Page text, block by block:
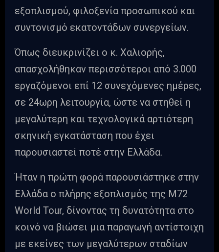
εξοπλισμού, φιλοξενία προσωπικού και
συντονισμό εκατοντάδων συνεργείων.
Όπως διευκρινίζει ο κ. Χαλιορής,
απασχολήθηκαν περισσότεροι από 3.000
εργαζόμενοι επί 12 συνεχόμενες ημέρες,
σε 24ωρη λειτουργία, ώστε να στηθεί η
μεγαλύτερη και τεχνολογικά αρτιότερη
σκηνική εγκατάσταση που έχει
παρουσιαστεί ποτέ στην Ελλάδα.
Ήταν η πρώτη φορά παρουσιάστηκε στην
Ελλάδα ο πλήρης εξοπλισμός της M72
World Tour, δίνοντας τη δυνατότητα στο
κοινό να βιώσει μια παραγωγή αντίστοιχη
με εκείνες των μεγαλύτερων σταδίων